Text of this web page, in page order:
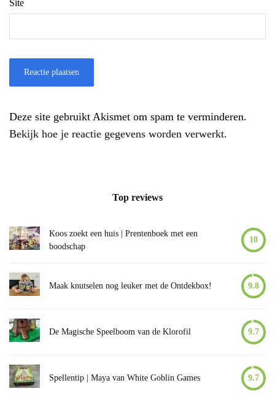
Site
Deze site gebruikt Akismet om spam te verminderen.
Bekijk hoe je reactie gegevens worden verwerkt.
Top reviews
Koos zoekt een huis | Prentenboek met een
boodschap
10
Maak knutselen nog leuker met de Ontdekbox! 9.8
De Magische Speelboom van de Klorofil 9.7
Spellentip | Maya van White Goblin Games 9.7